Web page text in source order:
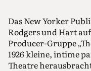
Das New Yorker
Rodgers und Hart
Producer-Gruppe
1926 kleine, intime
Theatre